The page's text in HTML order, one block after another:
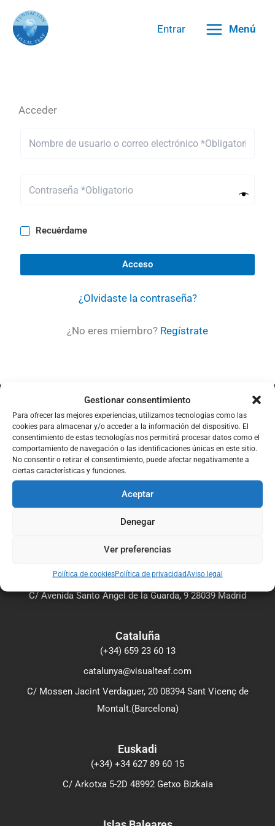
Gestionar consentimiento
Para ofrecer las mejores experiencias, utilizamos tecnologías como las
cookies para almacenar y/o acceder a la información del dispositivo. El
consentimiento de estas tecnologías nos permitirá procesar datos como el
comportamiento de navegación o las identificaciones únicas en este sitio.
No consentir o retirar el consentimiento, puede afectar negativamente a
ciertas características y funciones.
Aceptar
Denegar
Ver preferencias
Política de cookiesPolítica de privacidadAviso legal
contenido
Entrar Menú
Acceder
Recuérdame
Acceso
¿Olvidaste la contraseña?
¿No eres miembro? Regístrate
Protección De Datos
Aviso Legal
Política de Privacidad
Política de Cookies
(+34) 699 44 29 83
info@visualteaf.org
C/ Avenida Santo Ángel de la Guarda, 9 28039 Madrid
Cataluña
(+34) 659 23 60 13
catalunya@visualteaf.com
C/ Mossen Jacint Verdaguer, 20 08394 Sant Vicenç de
Montalt.(Barcelona)
Euskadi
(+34) +34 627 89 60 15
C/ Arkotxa 5-2D 48992 Getxo Bizkaia